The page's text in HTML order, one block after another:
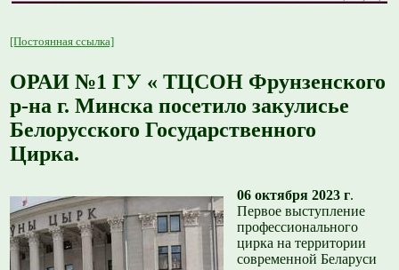
[Постоянная ссылка]
ОРАИ №1 ГУ « ТЦСОН Фрунзенского
р-на г. Минска посетило закулисье
Белорусского Государственного
Цирка.
06 октября 2023 г.
Первое выступление
профессионального
цирка на территории
современной Беларуси